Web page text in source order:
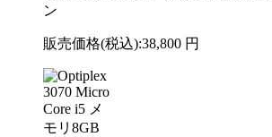
ン
販売価格(税込):38,800 円